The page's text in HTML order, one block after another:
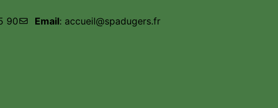
90 Email: accueil@spadugers.fr